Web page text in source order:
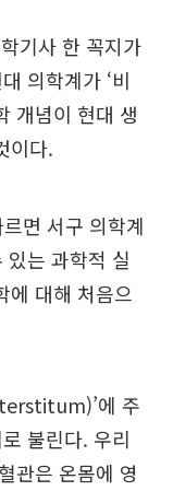
기사 한 꼭지가
의학계가 ‘비
개념이 현대 생
이다.
면 서구 의학계
는 과학적 실
에 대해 처음으
에 주
불린다. 우리
관은 온몸에 영